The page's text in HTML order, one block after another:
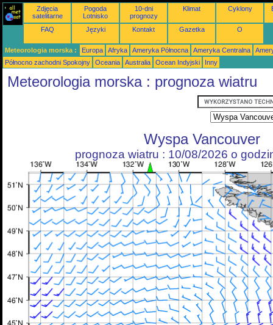
Zdjęcia
satelitarne
Pogoda
Lotnisko
10-dni
prognozy
Klimat Cyklony
FAQ Języki Kontakt Gazetka O
Meteorologia morska : Europa Afryka Ameryka Północna Ameryka Centralna
Północno zachodni Spokojny
Oceania Australia Ocean Indyjski Inny
Meteorologia morska : prognoza wiatru
Wyspa Vancouver
prognoza wiatru : 10/08/2026 o